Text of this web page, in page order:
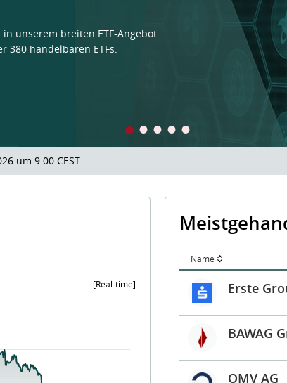
unserem breiten ETF-Angebot
380 handelbaren ETFs.
um 9:00 CEST.
[Real-time]
2026-08-07 09:00:55 to 2026-08-07 17:50:02.
from 16714.19 to 16956.82.
Name
Erste
BAWAG
OMV AG